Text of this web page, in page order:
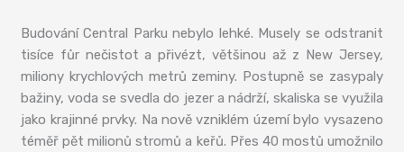
Budování Central Parku nebylo lehké. Musely se odstranit
tisíce fůr nečistot a přivézt, většinou až z New Jersey,
miliony krychlových metrů zeminy. Postupně se zasypaly
bažiny, voda se svedla do jezer a nádrží, skaliska se využila
jako krajinné prvky. Na nově vzniklém území bylo vysazeno
téměř pět milionů stromů a keřů. Přes 40 mostů umožnilo